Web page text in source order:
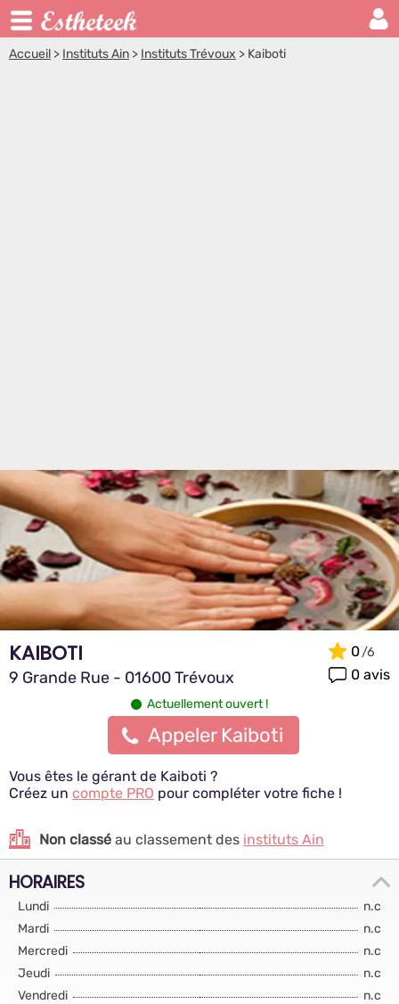
Accueil > Instituts Ain > Instituts Trévoux > Kaiboti
KAIBOTI
9 Grande Rue - 01600 Trévoux
0
0 avis
Actuellement ouvert !
Appeler Kaiboti
Vous êtes le gérant de Kaiboti ?
Créez un compte PRO pour compléter votre fiche !
Non classé au classement des instituts Ain
HORAIRES
Lundi
n.c
Mardi
n.c
Mercredi
n.c
Jeudi
n.c
Vendredi
n.c